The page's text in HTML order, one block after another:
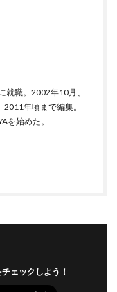
職。2002年10月、
年頃まで編集。
を始めた。
ェックしよう！